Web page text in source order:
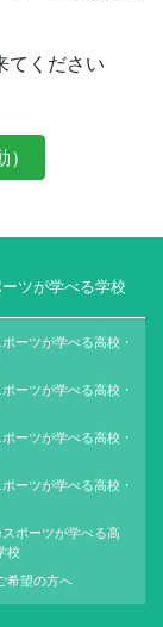
てください
ツが学べる学校
ーツが学べる高校・
ーツが学べる高校・
ーツが学べる高校・
ーツが学べる高校・
ポーツが学べる高
校
希望の方へ